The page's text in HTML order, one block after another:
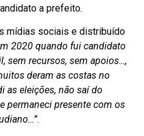
a prefeito.
mídias sociais e distribuído
2020 quando fui candidato
sem recursos, sem apoios…,
deram as costas no
as eleições, não saí do
permaneci presente com os
.